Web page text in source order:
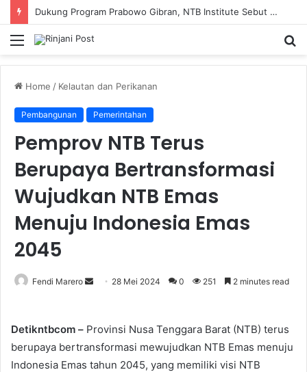
Dukung Program Prabowo Gibran, NTB Institute Sebut MBG dan Kopdes Solusi Percepatan Pembangunan Daerah 3T
Menu
Home / Kelautan dan Perikanan
Pembangunan Pemerintahan
Pemprov NTB Terus
Berupaya Bertransformasi
Wujudkan NTB Emas
Menuju Indonesia Emas
2045
Fendi Marero
Send28 Mei 2024 0 251 2 minutes read
Detikntbcom – Provinsi Nusa Tenggara Barat (NTB) terus
berupaya bertransformasi mewujudkan NTB Emas menuju
Indonesia Emas tahun 2045, yang memiliki visi NTB